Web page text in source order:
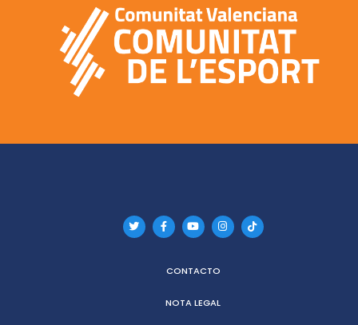
CONTACTO
NOTA LEGAL